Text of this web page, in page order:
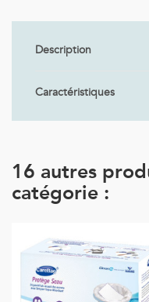
Description
Caractéristiques
16 autres
catégorie :